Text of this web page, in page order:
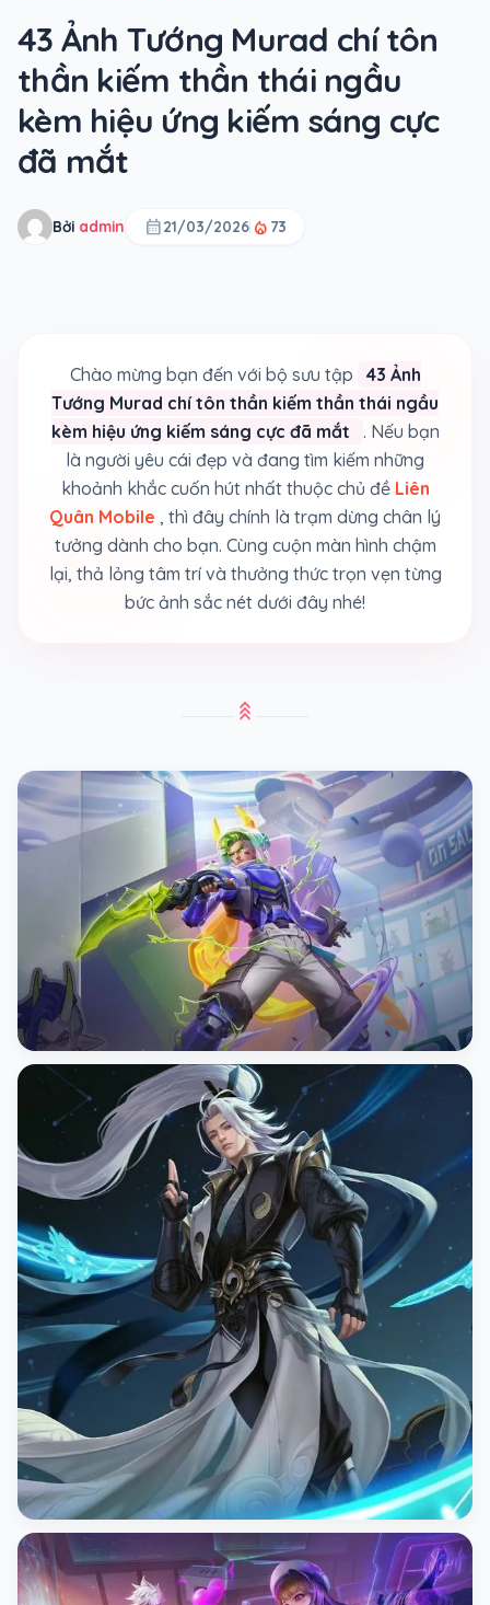
43 Ảnh Tướng Murad chí tôn
thần kiếm thần thái ngầu
kèm hiệu ứng kiếm sáng cực
đã mắt
Bởi admin calendar_month21/03/2026 local_fire_department 73
Chào mừng bạn đến với bộ sưu tập
43 Ảnh
Tướng Murad chí tôn thần kiếm thần thái ngầu
kèm hiệu ứng kiếm sáng cực đã mắt
. Nếu bạn
là người yêu cái đẹp và đang tìm kiếm những
khoảnh khắc cuốn hút nhất thuộc chủ đề Liên
Quân Mobile , thì đây chính là trạm dừng chân lý
tưởng dành cho bạn. Cùng cuộn màn hình chậm
lại, thả lỏng tâm trí và thưởng thức trọn vẹn từng
bức ảnh sắc nét dưới đây nhé!
stat_3